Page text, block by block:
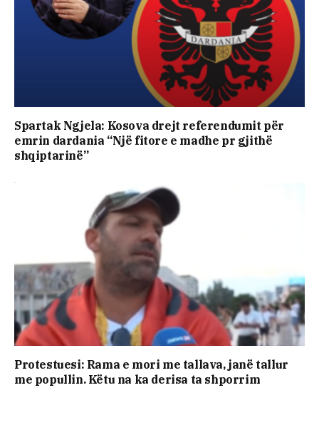
Spartak Ngjela: Kosova drejt referendumit për
emrin dardania “Një fitore e madhe pr gjithë
shqiptarinë”
Protestuesi: Rama e mori me tallava, janë tallur
me popullin. Këtu na ka derisa ta shporrim